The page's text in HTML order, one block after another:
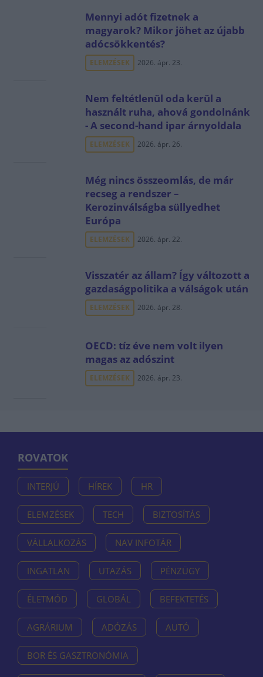
Mennyi adót fizetnek a
magyarok? Mikor jöhet az újabb
adócsökkentés?
ELEMZÉSEK 2026. ápr. 23.
Nem feltétlenül oda kerül a
használt ruha, ahová gondolnánk
- A second-hand ipar árnyoldala
ELEMZÉSEK 2026. ápr. 26.
Még nincs összeomlás, de már
recseg a rendszer –
Kerozinválságba süllyedhet
Európa
ELEMZÉSEK 2026. ápr. 22.
Visszatér az állam? Így változott a
gazdaságpolitika a válságok után
ELEMZÉSEK 2026. ápr. 28.
OECD: tíz éve nem volt ilyen
magas az adószint
ELEMZÉSEK 2026. ápr. 23.
ROVATOK
INTERJÚ HÍREK HR
ELEMZÉSEK TECH BIZTOSÍTÁS
VÁLLALKOZÁS NAV INFOTÁR
INGATLAN UTAZÁS PÉNZÜGY
ÉLETMÓD GLOBÁL BEFEKTETÉS
AGRÁRIUM ADÓZÁS AUTÓ
BOR ÉS GASZTRONÓMIA